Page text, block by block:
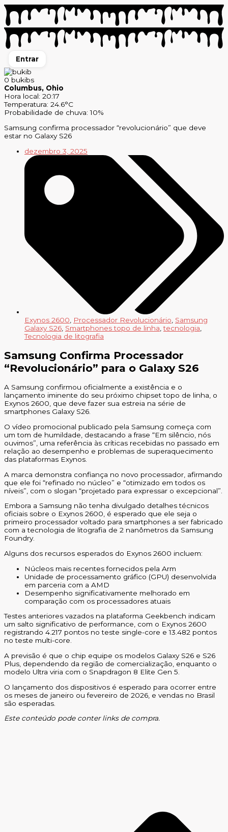
Entrar
0 bukibs
Columbus, Ohio
Hora local: 20:17
Temperatura: 24.6°C
Probabilidade de chuva: 10%
Samsung confirma processador “revolucionário” que deve
estar no Galaxy S26
dezembro 3, 2025
Exynos 2600, Processador Revolucionário, Samsung
Galaxy S26, Smartphones topo de linha,tecnologia,
Tecnologia de litografia
Samsung Confirma Processador
“Revolucionário” para o Galaxy S26
A Samsung confirmou oficialmente a existência e o
lançamento iminente do seu próximo chipset topo de linha, o
Exynos 2600, que deve fazer sua estreia na série de
smartphones Galaxy S26.
O vídeo promocional publicado pela Samsung começa com
um tom de humildade, destacando a frase “Em silêncio, nós
ouvimos”, uma referência às críticas recebidas no passado em
relação ao desempenho e problemas de superaquecimento
das plataformas Exynos.
A marca demonstra confiança no novo processador, afirmando
que ele foi “refinado no núcleo” e “otimizado em todos os
níveis”, com o slogan “projetado para expressar o excepcional”.
Embora a Samsung não tenha divulgado detalhes técnicos
oficiais sobre o Exynos 2600, é esperado que ele seja o
primeiro processador voltado para smartphones a ser fabricado
com a tecnologia de litografia de 2 nanômetros da Samsung
Foundry.
Alguns dos recursos esperados do Exynos 2600 incluem:
Núcleos mais recentes fornecidos pela Arm
Unidade de processamento gráfico (GPU) desenvolvida
em parceria com a AMD
Desempenho significativamente melhorado em
comparação com os processadores atuais
Testes anteriores vazados na plataforma Geekbench indicam
um salto significativo de performance, com o Exynos 2600
registrando 4.217 pontos no teste single-core e 13.482 pontos
no teste multi-core.
A previsão é que o chip equipe os modelos Galaxy S26 e S26
Plus, dependendo da região de comercialização, enquanto o
modelo Ultra viria com o Snapdragon 8 Elite Gen 5.
O lançamento dos dispositivos é esperado para ocorrer entre
os meses de janeiro ou fevereiro de 2026, e vendas no Brasil
são esperadas.
Este conteúdo pode conter links de compra.